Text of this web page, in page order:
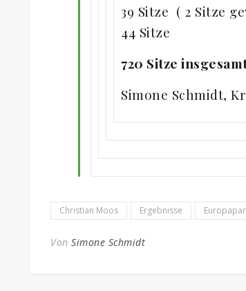
39 Sitze ( 2 Sitze
44
720 Sitze
Simone Schmidt,
Christian Moos Ergebnisse
Von Simone Schmidt